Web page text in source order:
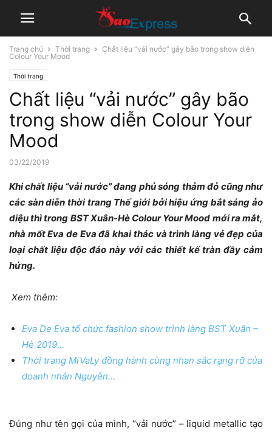
Trang chủ Thời trang
Chất liệu “vải nước” gây bão trong show diễn
Colour Your Mood
Thời trang
Chất liệu “vải nước” gây bão
trong show diễn Colour Your
Mood
03/22/2019
Khi chất liệu “vải nước” đang phủ sóng thảm đỏ cũng như
các sàn diễn thời trang Thế giới bởi hiệu ứng bắt sáng ảo
diệu thì trong BST Xuân-Hè Colour Your Mood mới ra mắt,
nhà mốt Eva de Eva đã khai thác và trình làng vẻ đẹp của
loại chất liệu độc đáo này với các thiết kế tràn đầy cảm
hứng.
Xem thêm:
Eva De Eva tổ chức fashion show trình làng BST Xuân –
Hè 2019…
Thời trang MiVaLy đồng hành cùng nhan sắc rạng rỡ của
doanh nhân Nguyễn…
Đúng như tên gọi của mình, “vải nước” – liquid metallic tạo